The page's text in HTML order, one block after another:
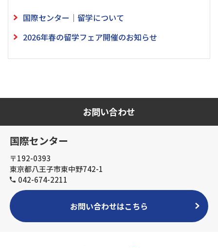
国際センター｜留学について
2026年春の留学フェア開催のお知らせ
お問い合わせ
国際センター
〒192-0393
東京都八王子市東中野742-1
042-674-2211
お問い合わせはこちら